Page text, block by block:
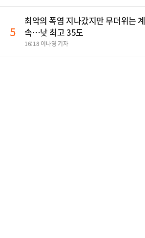
5
최악의 폭염 지나갔지만 무더위는 계
속…낮 최고 35도
16:18 이나영 기자